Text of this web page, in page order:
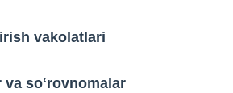
vakolatlari
soʻrovnomalar